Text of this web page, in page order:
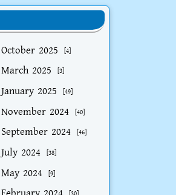
October 2025 [4]
March 2025 [3]
January 2025 [49]
November 2024 [40]
September 2024 [46]
July 2024 [38]
May 2024 [9]